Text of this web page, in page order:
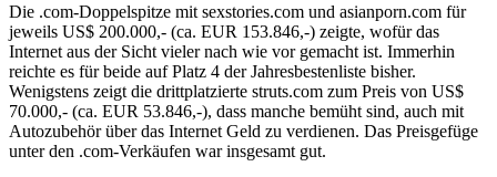
Die .com-Doppelspitze mit sexstories.com und asianporn.com für
jeweils US$ 200.000,- (ca. EUR 153.846,-) zeigte, wofür das
Internet aus der Sicht vieler nach wie vor gemacht ist. Immerhin
reichte es für beide auf Platz 4 der Jahresbestenliste bisher.
Wenigstens zeigt die drittplatzierte struts.com zum Preis von US$
70.000,- (ca. EUR 53.846,-), dass manche bemüht sind, auch mit
Autozubehör über das Internet Geld zu verdienen. Das Preisgefüge
unter den .com-Verkäufen war insgesamt gut.